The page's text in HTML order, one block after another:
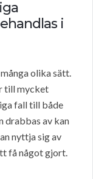
i
olika sätt.
till mycket
fall till både
drabbas av kan
nyttja sig av
få något gjort.